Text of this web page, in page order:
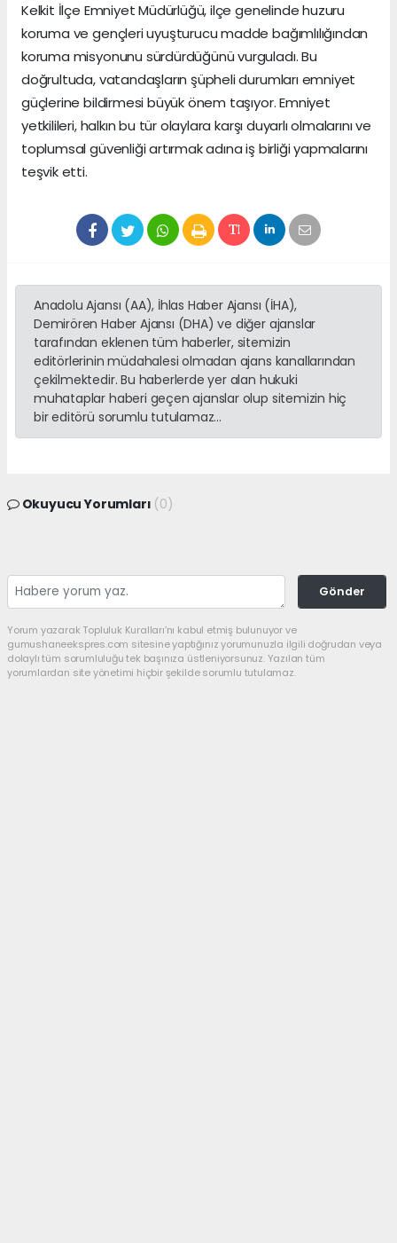
Kelkit İlçe Emniyet Müdürlüğü, ilçe genelinde huzuru
koruma ve gençleri uyuşturucu madde bağımlılığından
koruma misyonunu sürdürdüğünü vurguladı. Bu
doğrultuda, vatandaşların şüpheli durumları emniyet
güçlerine bildirmesi büyük önem taşıyor. Emniyet
yetkilileri, halkın bu tür olaylara karşı duyarlı olmalarını ve
toplumsal güvenliği artırmak adına iş birliği yapmalarını
teşvik etti.
Anadolu Ajansı (AA), İhlas Haber Ajansı (İHA),
Demirören Haber Ajansı (DHA) ve diğer ajanslar
tarafından eklenen tüm haberler, sitemizin
editörlerinin müdahalesi olmadan ajans kanallarından
çekilmektedir. Bu haberlerde yer alan hukuki
muhataplar haberi geçen ajanslar olup sitemizin hiç
bir editörü sorumlu tutulamaz...
Okuyucu Yorumları (0)
Gönder
Yorum yazarak Topluluk Kuralları’nı kabul etmiş bulunuyor ve
gumushaneekspres.com sitesine yaptığınız yorumunuzla ilgili doğrudan veya
dolaylı tüm sorumluluğu tek başınıza üstleniyorsunuz. Yazılan tüm
yorumlardan site yönetimi hiçbir şekilde sorumlu tutulamaz.